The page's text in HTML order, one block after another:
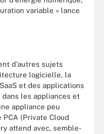
variable » lance
d'autres sujets
logicielle, la
et des applications
dans les appliances et
appliance peu
(Private Cloud
attend avec, semble-